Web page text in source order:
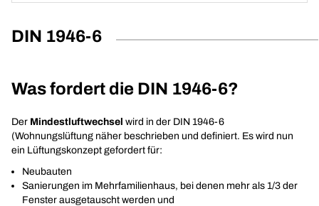
DIN 1946-6
Was fordert die DIN 1946-6?
Der Mindestluftwechsel wird in der DIN 1946-6
(Wohnungslüftung näher beschrieben und definiert. Es wird nun
ein Lüftungskonzept gefordert für:
Neubauten
Sanierungen im Mehrfamilienhaus, bei denen mehr als 1/3 der
Fenster ausgetauscht werden und